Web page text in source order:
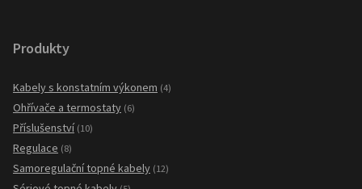
Produkty
Kabely s konstatním výkonem (4)
Ohřívače a termostaty (6)
Příslušenství (10)
Regulace (8)
Samoregulační topné kabely (12)